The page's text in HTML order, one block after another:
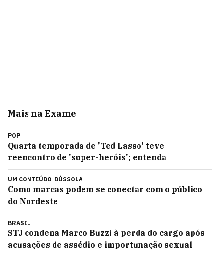
Mais na Exame
POP
Quarta temporada de 'Ted Lasso' teve
reencontro de 'super-heróis'; entenda
UM CONTEÚDO BÚSSOLA
Como marcas podem se conectar com o público
do Nordeste
BRASIL
STJ condena Marco Buzzi à perda do cargo após
acusações de assédio e importunação sexual